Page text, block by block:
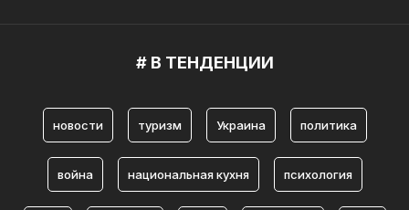
# В ТЕНДЕНЦИИ
новости туризм Украина политика
война национальная кухня психология